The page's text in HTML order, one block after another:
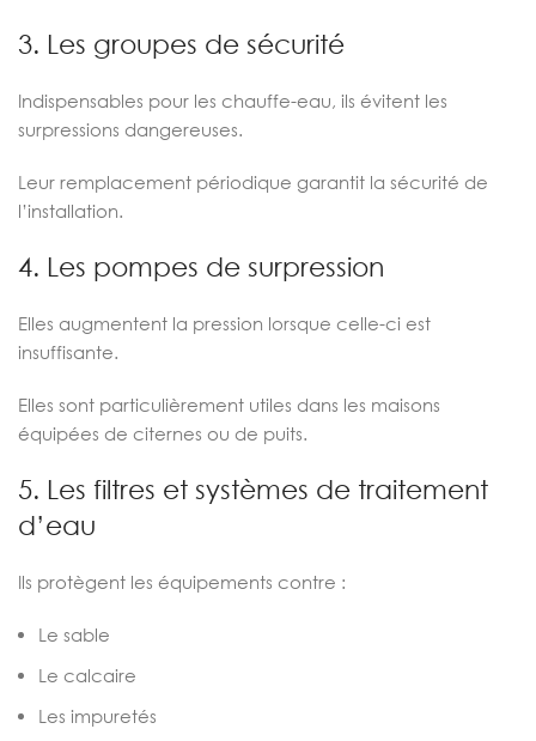
3. Les groupes de sécurité
Indispensables pour les chauffe-eau, ils évitent les
surpressions dangereuses.
Leur remplacement périodique garantit la sécurité de
l’installation.
4. Les pompes de surpression
Elles augmentent la pression lorsque celle-ci est
insuffisante.
Elles sont particulièrement utiles dans les maisons
équipées de citernes ou de puits.
5. Les filtres et systèmes de traitement
d’eau
Ils protègent les équipements contre :
Le sable
Le calcaire
Les impuretés